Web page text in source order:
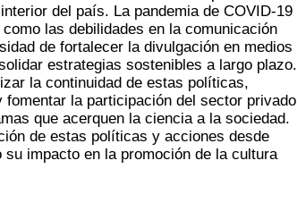
del país. La pandemia de COVID-19
las debilidades en la comunicación
de fortalecer la divulgación en medios
estrategias sostenibles a largo plazo.
la continuidad de estas políticas,
la participación del sector privado
que acerquen la ciencia a la sociedad.
de estas políticas y acciones desde
impacto en la promoción de la cultura